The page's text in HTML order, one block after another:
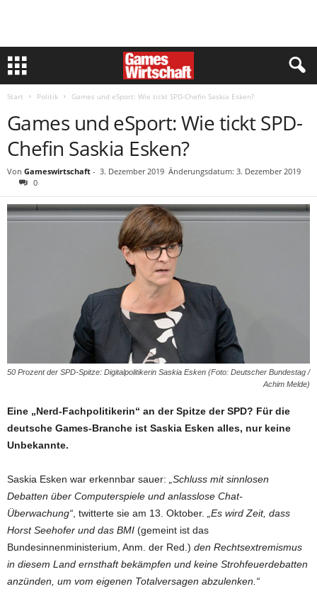
Start Politik Games und eSport: Wie tickt SPD-Chefin Saskia Esken?
Games und eSport: Wie tickt SPD-
Chefin Saskia Esken?
Von Gameswirtschaft - 3. Dezember 2019 Änderungsdatum: 3. Dezember 2019
0
50 Prozent der SPD-Spitze: Digitalpolitikerin Saskia Esken (Foto: Deutscher Bundestag /
Achim Melde)
Eine „Nerd-Fachpolitikerin“ an der Spitze der SPD? Für die
deutsche Games-Branche ist Saskia Esken alles, nur keine
Unbekannte.
Saskia Esken war erkennbar sauer:
„Schluss mit sinnlosen
Debatten über Computerspiele und anlasslose Chat-
Überwachung“ , twitterte sie am 13. Oktober.
„Es wird Zeit, dass
Horst Seehofer und das BMI (gemeint ist das
Bundesinnenministerium, Anm. der Red.) den Rechtsextremismus
in diesem Land ernsthaft bekämpfen und keine Strohfeuerdebatten
anzünden, um vom eigenen Totalversagen abzulenken.“